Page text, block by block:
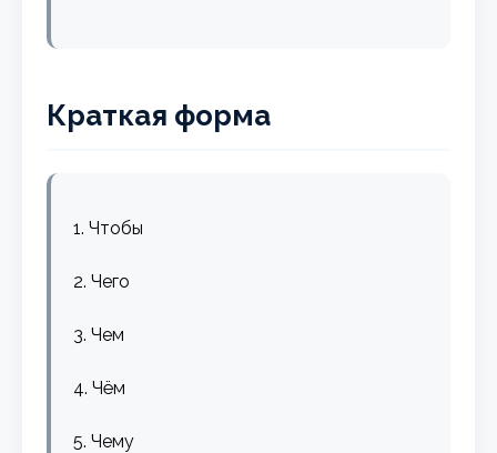
Краткая форма
1. Чтобы
2. Чего
3. Чем
4. Чём
5. Чему